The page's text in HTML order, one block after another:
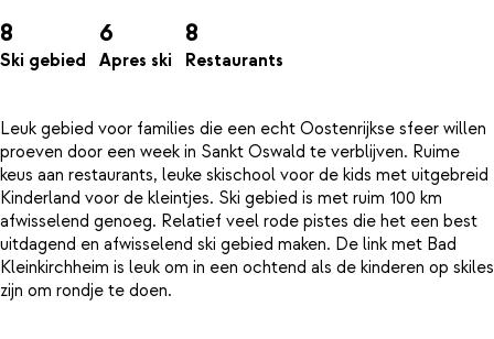
8
Ski gebied
6
Apres ski
8
Restaurants
Leuk gebied voor families die een echt Oostenrijkse sfeer willen
proeven door een week in Sankt Oswald te verblijven. Ruime
keus aan restaurants, leuke skischool voor de kids met uitgebreid
Kinderland voor de kleintjes. Ski gebied is met ruim 100 km
afwisselend genoeg. Relatief veel rode pistes die het een best
uitdagend en afwisselend ski gebied maken. De link met Bad
Kleinkirchheim is leuk om in een ochtend als de kinderen op skiles